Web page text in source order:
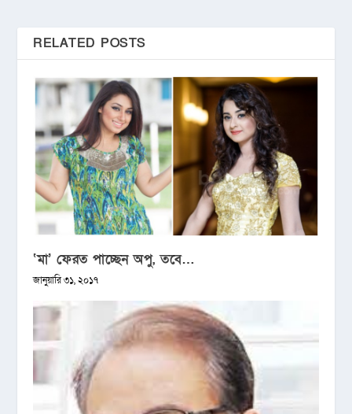
RELATED POSTS
‘মা’ ফেরত পাচ্ছেন অপু, তবে…
জানুয়ারি ৩১, ২০১৭